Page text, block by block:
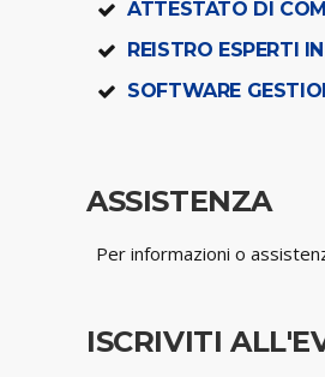
ATTESTATO DI
REISTRO ESPERTI
SOFTWARE
ASSISTENZA
Per informazioni o
ISCRIVITI